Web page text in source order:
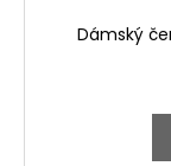
Dámský